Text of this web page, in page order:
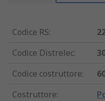
Codice RS:
Codice Distrelec:
Codice costruttore:
Costruttore: